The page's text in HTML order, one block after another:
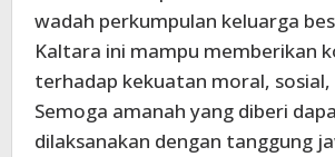
wadah perkumpulan keluarga
Kaltara ini mampu memberikan
terhadap kekuatan moral,
Semoga amanah yang diberi
dilaksanakan dengan tanggung